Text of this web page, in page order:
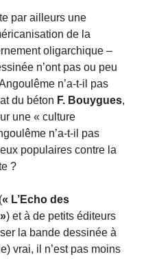
par ailleurs une
de la
oligarchique –
n’ont pas ou peu
n’a-t-il pas
du béton F. Bouygues,
une « culture
n’a-t-il pas
populaires contre la
?
« L’Echo des
) et à de petits éditeurs
la bande dessinée à
vrai, il n’est pas moins